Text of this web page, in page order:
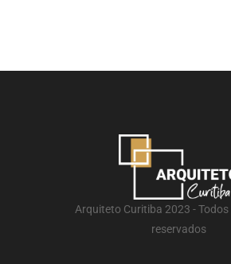
Arquiteto Curitiba 2023 -
reservados